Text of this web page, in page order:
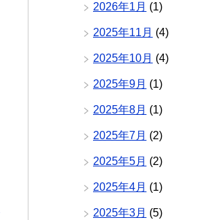
2026年1月 (1)
2025年11月 (4)
2025年10月 (4)
2025年9月 (1)
2025年8月 (1)
2025年7月 (2)
2025年5月 (2)
2025年4月 (1)
2025年3月 (5)